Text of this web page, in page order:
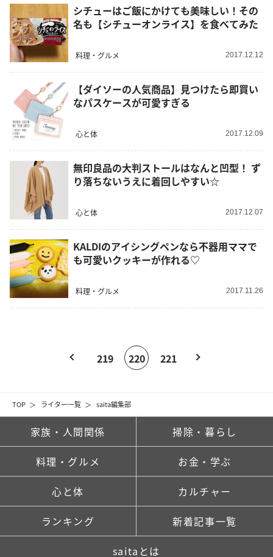
TOP ライター一覧 saita編集部
シチューはご飯にかけても美味しい！その
名も【シチューオンライス】を食べてみた
料理・グルメ 2017.12.12
【ダイソーの人気商品】見つけたら即買い
なパスケースが可愛すぎる
心と体 2017.12.09
無印良品の大判ストールはなんと凹型！ ず
り落ちないうえに着回しやすい☆
心と体 2017.12.07
KALDIのアイシングペンなら不器用ママで
も可愛いクッキーが作れる♡
料理・グルメ 2017.11.26
219 220 221
家族・人間関係 掃除・暮らし
料理・グルメ お金・学ぶ
心と体 カルチャー
ランキング 新着記事一覧
saitaとは